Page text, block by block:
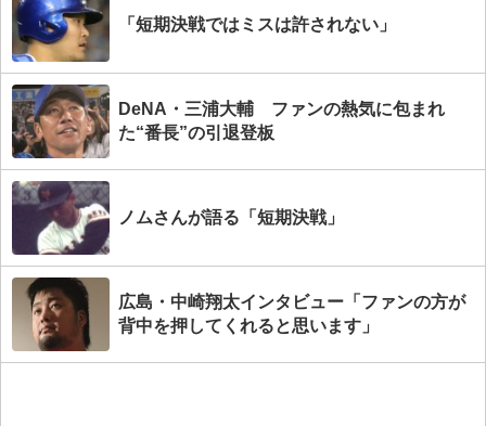
「短期決戦ではミスは許されない」
DeNA・三浦大輔 ファンの熱気に包まれ
た“番長”の引退登板
ノムさんが語る「短期決戦」
広島・中崎翔太インタビュー「ファンの方が
背中を押してくれると思います」